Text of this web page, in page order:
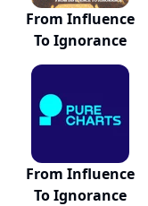
From Influence
To Ignorance
From Influence
To Ignorance